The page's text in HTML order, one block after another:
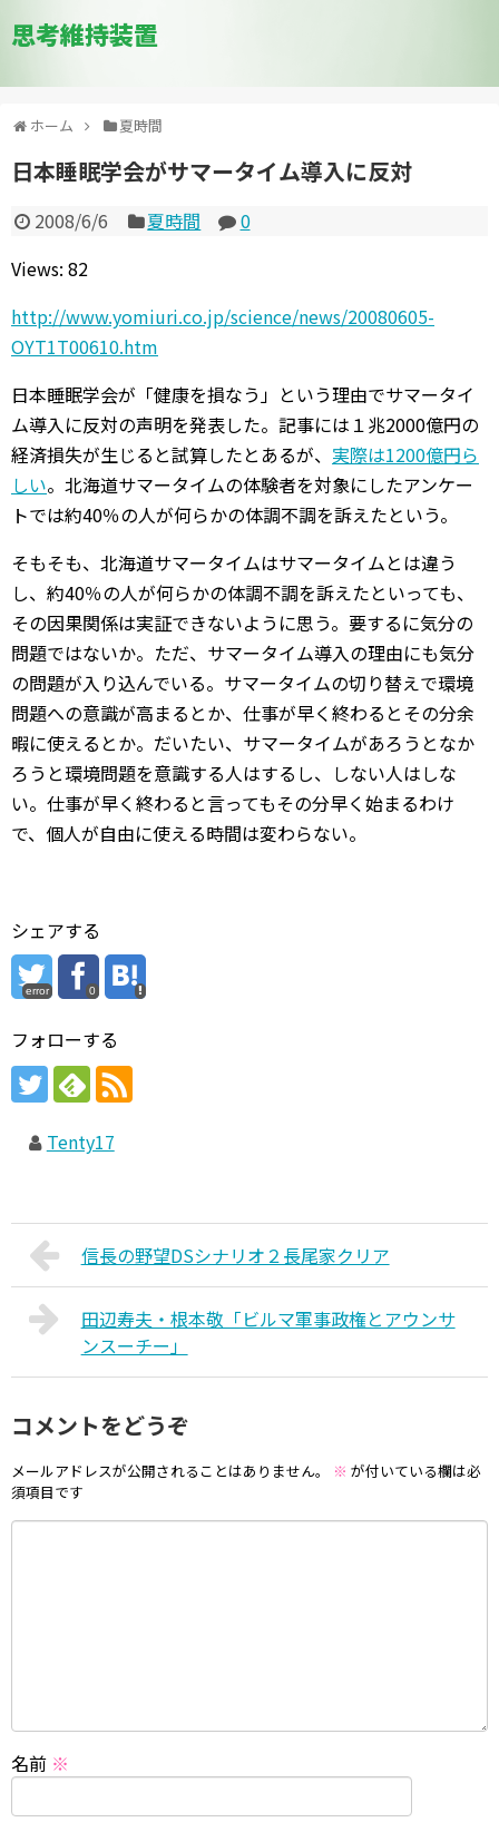
思考維持装置
ホーム 夏時間
日本睡眠学会がサマータイム導入に反対
2008/6/6 夏時間
0
Views: 82
http://www.yomiuri.co.jp/science/news/20080605-
OYT1T00610.htm
日本睡眠学会が「健康を損なう」という理由でサマータイ
ム導入に反対の声明を発表した。記事には１兆2000億円の
経済損失が生じると試算したとあるが、 実際は1200億円ら
しい。北海道サマータイムの体験者を対象にしたアンケー
トでは約40％の人が何らかの体調不調を訴えたという。
そもそも、北海道サマータイムはサマータイムとは違う
し、約40％の人が何らかの体調不調を訴えたといっても、
その因果関係は実証できないように思う。要するに気分の
問題ではないか。ただ、サマータイム導入の理由にも気分
の問題が入り込んでいる。サマータイムの切り替えで環境
問題への意識が高まるとか、仕事が早く終わるとその分余
暇に使えるとか。だいたい、サマータイムがあろうとなか
ろうと環境問題を意識する人はするし、しない人はしな
い。仕事が早く終わると言ってもその分早く始まるわけ
で、個人が自由に使える時間は変わらない。
シェアする
error 0
フォローする
Tenty17
信長の野望DSシナリオ２長尾家クリア
田辺寿夫・根本敬「ビルマ軍事政権とアウンサ
ンスーチー」
コメントをどうぞ
メールアドレスが公開されることはありません。 ※ が付いている欄は必
須項目です
名前 ※